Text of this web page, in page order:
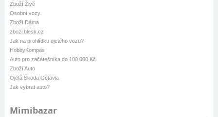
Zboží Živě
Osobní vozy
Zboží Dáma
zbozi.blesk.cz
Jak na prohlídku ojetého vozu?
HobbyKompas
Auto pro začátečníka do 100 000 Kč
Zboží Auto
Ojetá Škoda Octavia
Jak vybrat auto?
Mimibazar